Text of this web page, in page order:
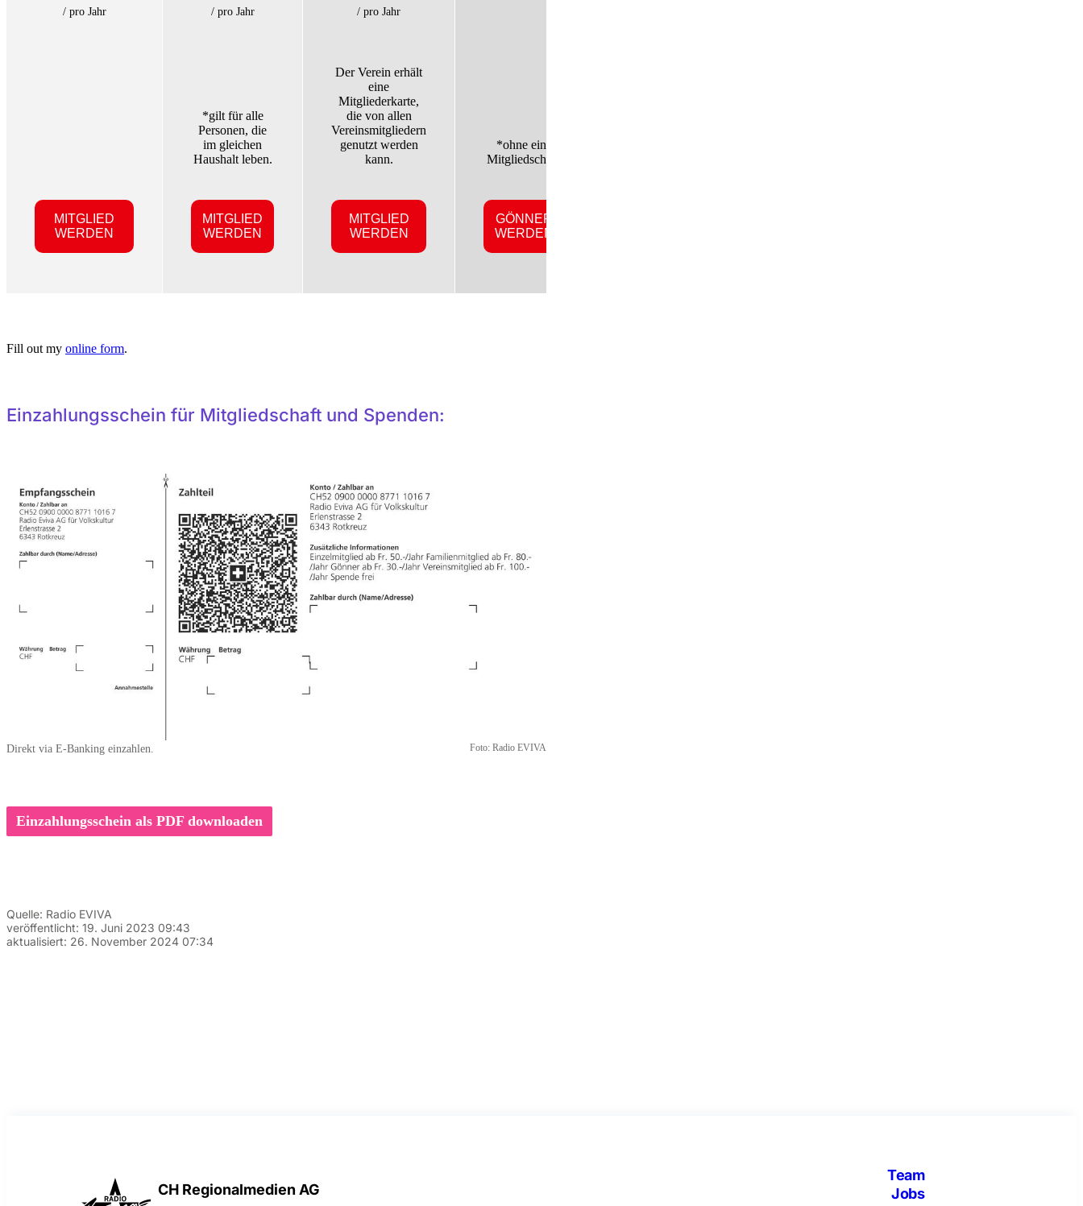
/ pro Jahr
MITGLIED
WERDEN
/ pro Jahr
*gilt für alle
Personen, die
im gleichen
Haushalt leben.
MITGLIED
WERDEN
/ pro Jahr
Der Verein erhält
eine
Mitgliederkarte,
die von allen
Vereinsmitgliedern
genutzt werden
kann.
MITGLIED
WERDEN
*ohne eine
Mitgliedschaft.
GÖNNER
WERDEN
Fill out my online form.
Einzahlungsschein für Mitgliedschaft und Spenden:
Direkt via E-Banking einzahlen. Foto: Radio EVIVA
Einzahlungsschein als PDF downloaden
Quelle: Radio EVIVA
veröffentlicht: 19. Juni 2023 09:43
aktualisiert: 26. November 2024 07:34
CH Regionalmedien AG
Team
Jobs